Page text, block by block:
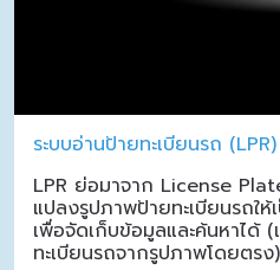
ระบบอ่านป้ายทะเบียนรถ
LPR ย่อมาจาก License
แปลงรูปภาพป้ายทะเบียนรถใ
เพื่อจัดเก็บข้อมูลและค้นหาได้ (
ทะเบียนรถจากรูปภาพโดยตรง)